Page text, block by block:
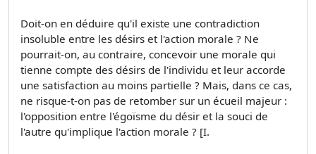
Doit-on en déduire qu'il existe une contradiction
insoluble entre les désirs et l'action morale ? Ne
pourrait-on, au contraire, concevoir une morale qui
tienne compte des désirs de l'individu et leur accorde
une satisfaction au moins partielle ? Mais, dans ce cas,
ne risque-t-on pas de retomber sur un écueil majeur :
l'opposition entre l'égoïsme du désir et la souci de
l'autre qu'implique l'action morale ? [I.